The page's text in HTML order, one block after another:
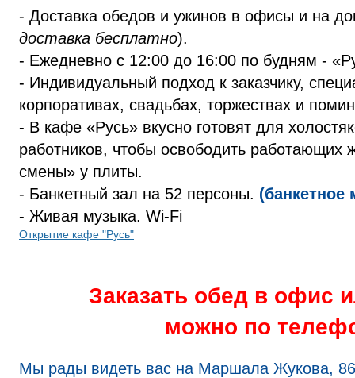
- Доставка обедов и ужинов в офисы и на
доставка бесплатно).
- Ежедневно с 12:00 до 16:00 по будням -
- Индивидуальный подход к заказчику,
корпоративах, свадьбах, торжествах и
- В кафе «Русь» вкусно готовят для
работников, чтобы освободить работающих
смены» у плиты.
- Банкетный зал на 52 персоны.
- Живая музыка. Wi-Fi
Открытие кафе "Русь"
Заказать обед в офис
можно по
Мы рады видеть вас на Маршала Жукова,